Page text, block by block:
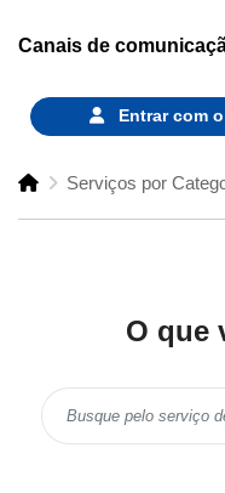
Canais de
Entrar com o
Serviços por
O que